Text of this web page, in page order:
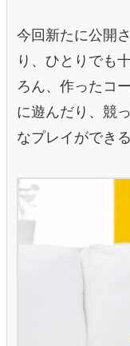
今回新たに公開
り、ひとりでも
ろん、作ったコ
に遊んだり、競
なプレイができ